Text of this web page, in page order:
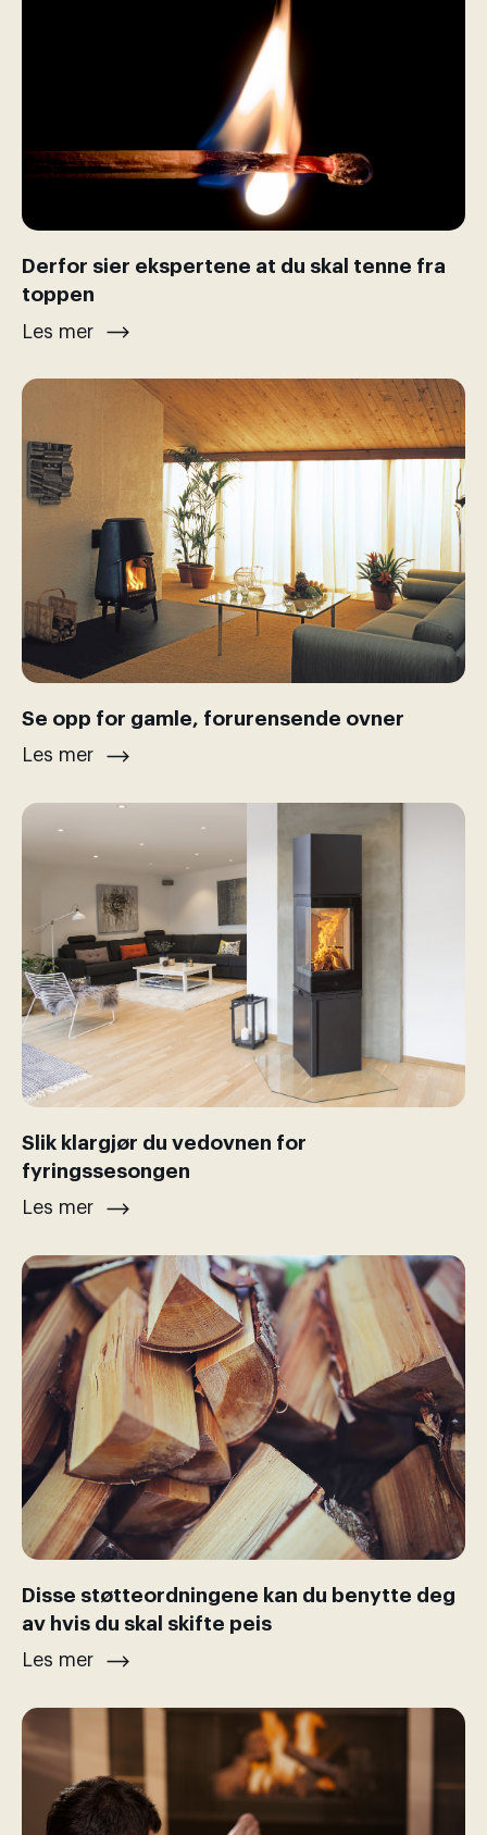
Derfor sier ekspertene at du skal tenne fra
toppen
Les mer
Se opp for gamle, forurensende ovner
Les mer
Slik klargjør du vedovnen for
fyringssesongen
Les mer
Disse støtteordningene kan du benytte deg
av hvis du skal skifte peis
Les mer